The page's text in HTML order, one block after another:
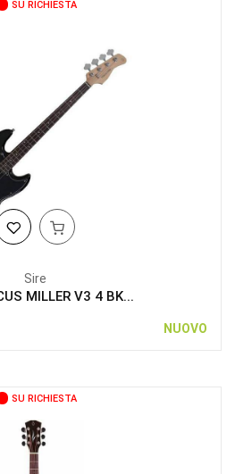
SU RICHIESTA
Sire
MILLER V3 4 BK...
NUOVO
SU RICHIESTA